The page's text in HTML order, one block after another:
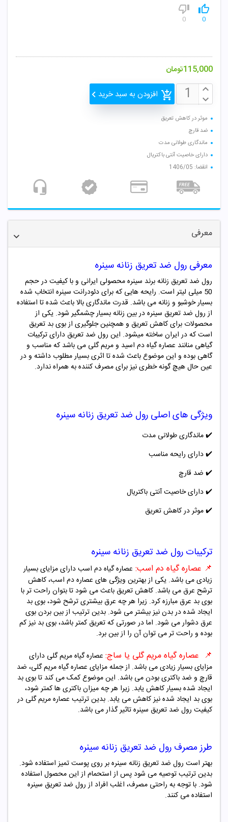
0
0
115,000تومان
افزودن به سبد خرید
موثر در کاهش تعریق
ضد قارچ
ماندگاری طولانی مدت
دارای خاصیت آنتی باکتریال
انقضا: 1406/05
معرفی
معرفی رول ضد تعریق زنانه سینره
رول ضد تعریق زنانهبرند سینره محصولی ایرانی و با کیفیت در حجم
50 میلی لیتر است.
رایحه هایی که برای دئودرانت سینره انتخاب شده
بسیار خوشبو و زنانهمی باشد. قدرت ماندگاری بالا باعث شده تا استفاده
از رول ضد تعریق سینره در بین زنانهبسیار چشمگیر شود. یکی از
محصولات برای کاهش تعریق و همچنین جلوگیری از بوی بد تعریق
است که در ایران ساخته میشود. این رول ضد تعریق دارای ترکیبات
گیاهی منانند عصاره گیاه دم اسید و مریم گلی می باشد که مناسب و
گاهی بوده و این موضوع باعث شده تا اثری بسیار مطلوب داشته و در
عین حال هیچ گونه خطری نیز برای مصرف کننده به همراه ندارد.
ویژگی های اصلی رول ضد تعریق زنانه سینره
✔️ماندگاری طولانی مدت
✔️دارای رایحه مناسب
✔️ ضد قارچ
✔️دارای خاصیت آنتی باکتریال
✔️موثر در کاهش تعریق
ترکیبات رول ضد تعریق زنانه سینره
📌 عصاره گیاه دم اسب: عصاره گیاه دم اسب دارای مزایای بسیار
زیادی می باشد. یکی از بهترین ویژگی های عصاره دم اسب، کاهش
ترشح عرق می باشد. کاهش تعریق باعث می شود تا بتوان راحت تر با
بوی بد عرق مبارزه کرد. زیرا هر چه عرق بیشتری ترشح شود، بوی بد
ایجاد شده در بدن نیز بیشتر می شود. بدین ترتیب از بین بردن بوی
عرق دشوار می شود. اما در صورتی که تعریق کمتر باشد، بوی بد نیز کم
بوده و راحت تر می توان آن را از بین برد.
📌 عصاره گیاه مریم گلی یا ساج: عصاره گیاه مریم گلی دارای
مزایای بسیار زیادی می باشد. از جمله مزایای عصاره گیاه مریم گلی، ضد
قارچ و ضد باکتری بودن می باشد. این موضوع کمک می کند تا بوی بد
ایجاد شده بسیار کاهش یابد. زیرا هر چه میزان باکتری ها کمتر شود،
بوی بد ایجاد شده نیز کاهش می یابد. بدین ترتیب عصاره مریم گلی در
کیفیت رول ضد تعریق سینره تاثیر گذار می باشد.
طرز مصرف رول ضد تعریق زنانه سینره
بهتر است رول ضد تعریق زنانه سینره بر روی پوست تمیز استفاده شود.
بدین ترتیب توصیه می شود پس از استحمام از این محصول استفاده
شود. با توجه به راحتی مصرف، اغلب افراد از رول ضد تعریق سینره
استفاده می کنند.